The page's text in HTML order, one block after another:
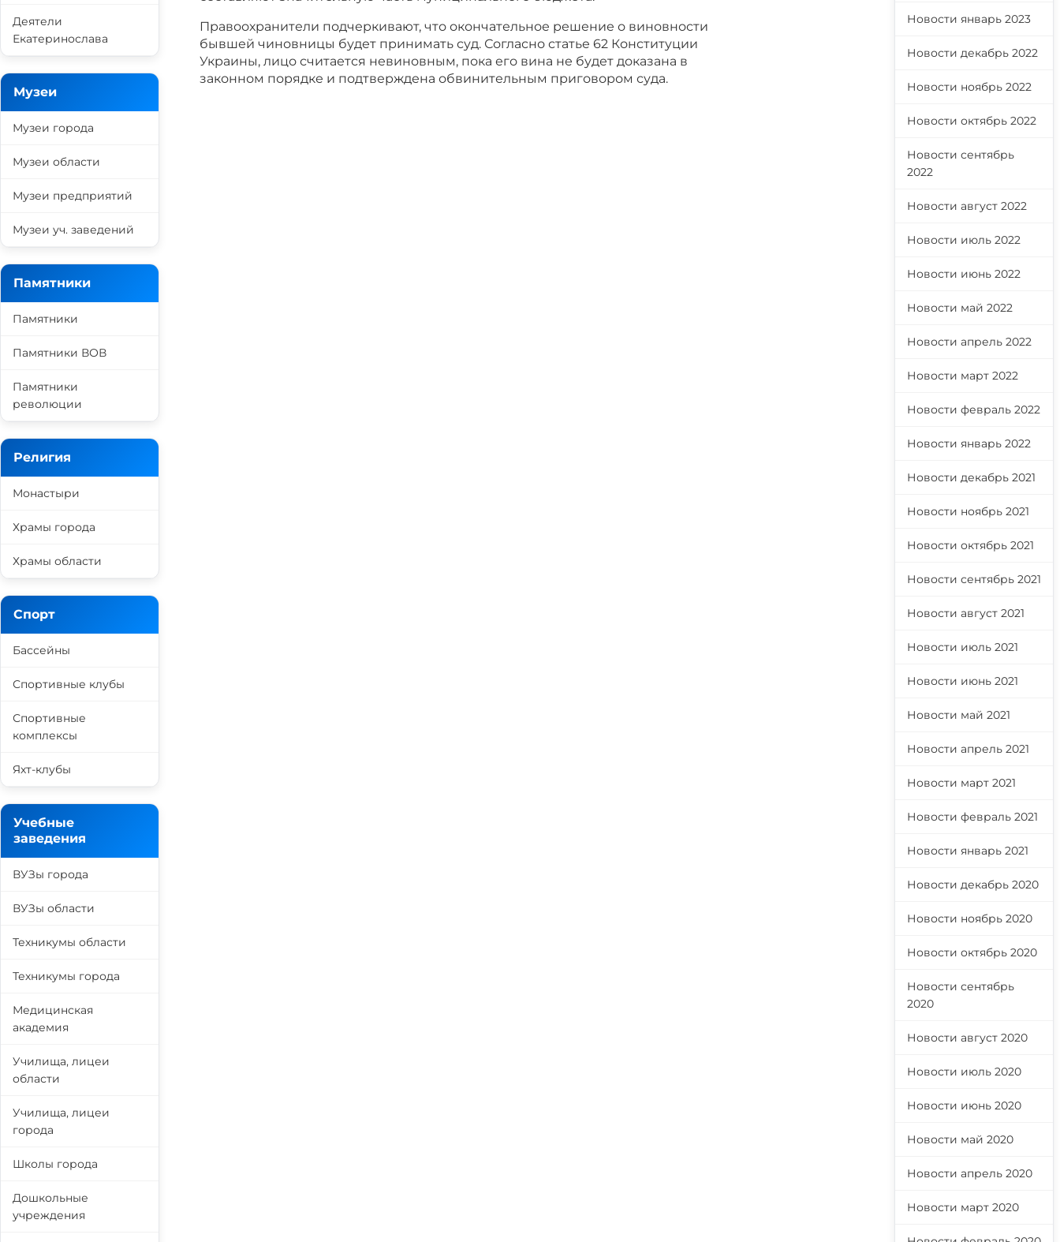
Правоохранители подчеркивают, что окончательное решение о виновности
бывшей чиновницы будет принимать суд. Согласно статье 62 Конституции
Украины, лицо считается невиновным, пока его вина не будет доказана в
законном порядке и подтверждена обвинительным приговором суда.
Деятели
Екатеринослава
Музеи
Музеи города
Музеи области
Музеи предприятий
Музеи уч. заведений
Памятники
Памятники
Памятники ВОВ
Памятники
революции
Религия
Монастыри
Храмы города
Храмы области
Спорт
Бассейны
Спортивные клубы
Спортивные
комплексы
Яхт-клубы
Учебные
заведения
ВУЗы города
ВУЗы области
Техникумы области
Техникумы города
Медицинская
академия
Училища, лицеи
области
Училища, лицеи
города
Школы города
Дошкольные
учреждения
Новости январь 2023
Новости декабрь 2022
Новости ноябрь 2022
Новости октябрь 2022
Новости сентябрь
2022
Новости август 2022
Новости июль 2022
Новости июнь 2022
Новости май 2022
Новости апрель 2022
Новости март 2022
Новости февраль 2022
Новости январь 2022
Новости декабрь 2021
Новости ноябрь 2021
Новости октябрь 2021
Новости сентябрь 2021
Новости август 2021
Новости июль 2021
Новости июнь 2021
Новости май 2021
Новости апрель 2021
Новости март 2021
Новости февраль 2021
Новости январь 2021
Новости декабрь 2020
Новости ноябрь 2020
Новости октябрь 2020
Новости сентябрь
2020
Новости август 2020
Новости июль 2020
Новости июнь 2020
Новости май 2020
Новости апрель 2020
Новости март 2020